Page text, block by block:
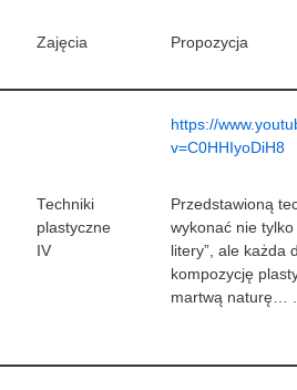
Zajęcia Propozycja
Techniki
plastyczne
IV
https://
v=C0HHIyoDiH8
Przedstawioną
wykonać nie
litery”, ale każda
kompozycję
martwą naturę…